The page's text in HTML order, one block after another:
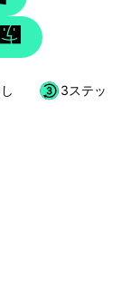
なし
3ステッ